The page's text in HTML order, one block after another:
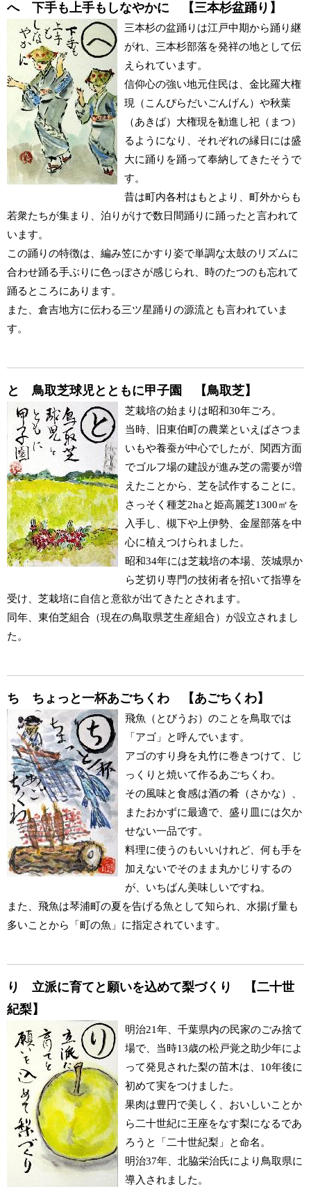
へ 下手も上手もしなやかに 【三本杉盆踊り】
三本杉の盆踊りは江戸中期から踊り継
がれ、三本杉部落を発祥の地として伝
えられています。
信仰心の強い地元住民は、金比羅大権
現（こんぴらだいごんげん）や秋葉
（あきば）大権現を勧進し祀（まつ）
るようになり、それぞれの縁日には盛
大に踊りを踊って奉納してきたそうで
す。
昔は町内各村はもとより、町外からも
若衆たちが集まり、泊りがけで数日間踊りに踊ったと言われて
います。
この踊りの特徴は、編み笠にかすり姿で単調な太鼓のリズムに
合わせ踊る手ぶりに色っぽさが感じられ、時のたつのも忘れて
踊るところにあります。
また、倉吉地方に伝わる三ツ星踊りの源流とも言われていま
す。
と 鳥取芝球児とともに甲子園 【鳥取芝】
芝栽培の始まりは昭和30年ごろ。
当時、旧東伯町の農業といえばさつま
いもや養蚕が中心でしたが、関西方面
でゴルフ場の建設が進み芝の需要が増
えたことから、芝を試作することに。
さっそく種芝2haと姫高麗芝1300㎡を
入手し、槻下や上伊勢、金屋部落を中
心に植えつけられました。
昭和34年には芝栽培の本場、茨城県か
ら芝切り専門の技術者を招いて指導を
受け、芝栽培に自信と意欲が出てきたとされます。
同年、東伯芝組合（現在の鳥取県芝生産組合）が設立されまし
た。
ち ちょっと一杯あごちくわ 【あごちくわ】
飛魚（とびうお）のことを鳥取では
「アゴ」と呼んでいます。
アゴのすり身を丸竹に巻きつけて、じ
っくりと焼いて作るあごちくわ。
その風味と食感は酒の肴（さかな）、
またおかずに最適で、盛り皿には欠か
せない一品です。
料理に使うのもいいけれど、何も手を
加えないでそのまま丸かじりするの
が、いちばん美味しいですね。
また、飛魚は琴浦町の夏を告げる魚として知られ、水揚げ量も
多いことから「町の魚」に指定されています。
り 立派に育てと願いを込めて梨づくり 【二十世
紀梨】
明治21年、千葉県内の民家のごみ捨て
場で、当時13歳の松戸覚之助少年によ
って発見された梨の苗木は、10年後に
初めて実をつけました。
果肉は豊円で美しく、おいしいことか
ら二十世紀に王座をなす梨になるであ
ろうと「二十世紀梨」と命名。
明治37年、北脇栄治氏により鳥取県に
導入されました。